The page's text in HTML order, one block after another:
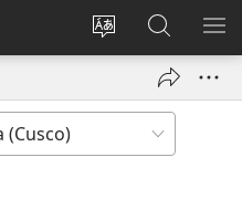
Direccionpi
Sutiykiwan
jaykuy
nueva
JW.ORG
nisqapi
maskhay